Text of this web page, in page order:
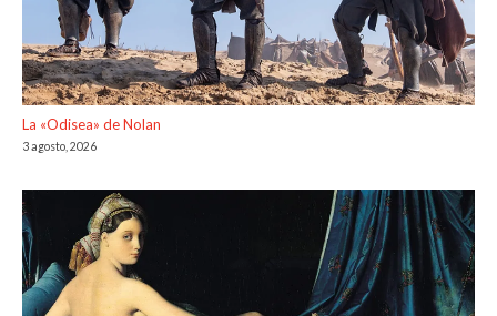
La «Odisea» de Nolan
3 agosto, 2026